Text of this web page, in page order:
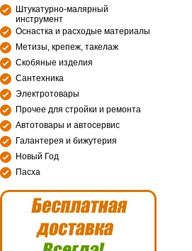
Штукатурно-малярный
инструмент
Оснастка и расходые материалы
Метизы, крепеж, такелаж
Скобяные изделия
Сантехника
Электротовары
Прочее для стройки и ремонта
Автотовары и автосервис
Галантерея и бижутерия
Новый Год
Пасха